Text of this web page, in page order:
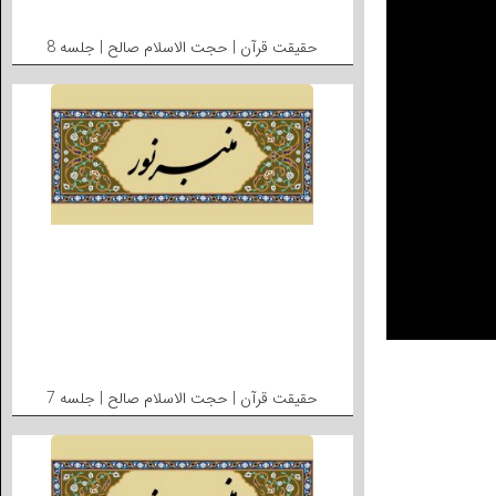
حقیقت قرآن | حجت الاسلام صالح | جلسه 8
حقیقت قرآن | حجت الاسلام صالح | جلسه 7